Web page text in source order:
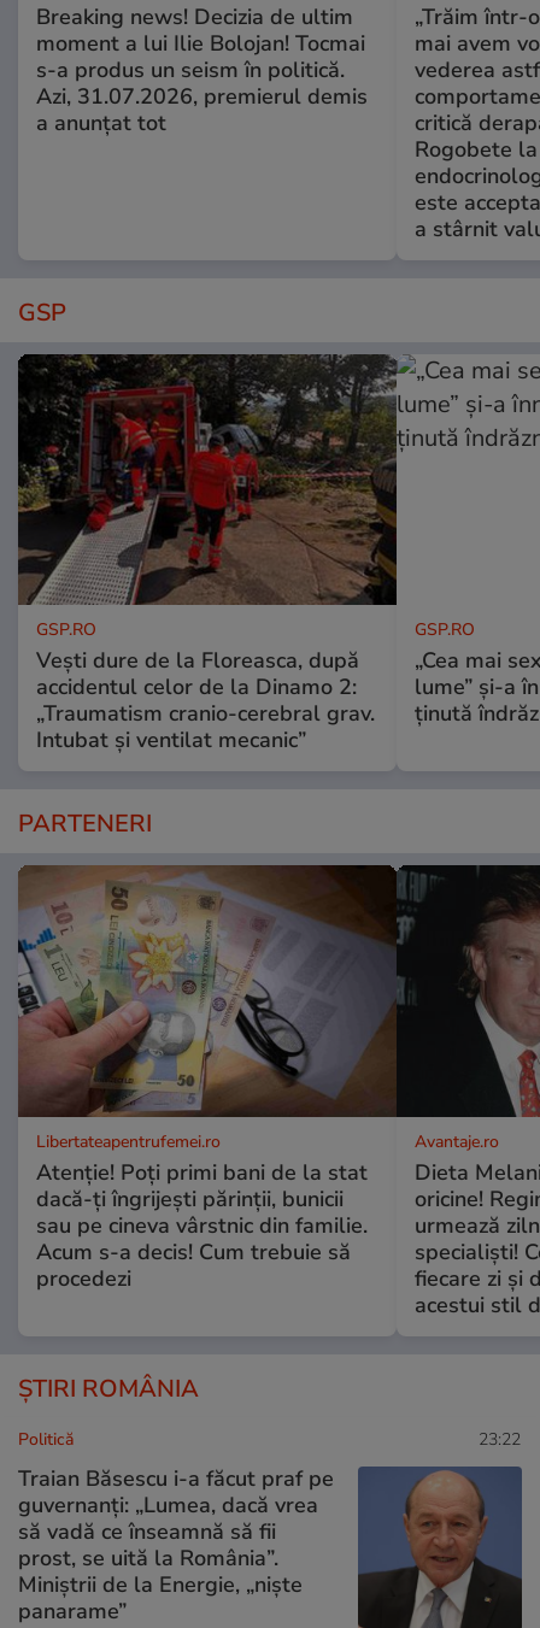
Breaking news! Decizia de ultim
moment a lui Ilie Bolojan! Tocmai
s-a produs un seism în politică.
Azi, 31.07.2026, premierul demis
a anunțat tot
„Trăim într-
mai avem
vederea
critică
Rogobete
este
a stârnit
GSP
GSP.RO
Vești dure de la Floreasca, după
accidentul celor de la Dinamo 2:
„Traumatism cranio-cerebral grav.
Intubat și ventilat mecanic”
GSP.RO
„Cea mai
lume” și-a
ținută
PARTENERI
Libertateapentrufemei.ro
Atenție! Poți primi bani de la stat
dacă-ți îngrijești părinții, bunicii
sau pe cineva vârstnic din familie.
Acum s-a decis! Cum trebuie să
procedezi
Avantaje.ro
Dieta
oricine!
urmează
specialiști!
fiecare zi și
acestui stil
ȘTIRI ROMÂNIA
Politică 23:22
Traian Băsescu i-a făcut praf pe
guvernanți: „Lumea, dacă vrea
să vadă ce înseamnă să fii
prost, se uită la România”.
Miniștrii de la Energie, „niște
panarame”